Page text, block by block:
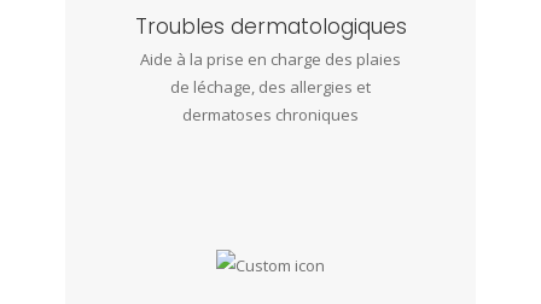
Troubles dermatologiques
Aide à la prise en charge des plaies
de léchage, des allergies et
dermatoses chroniques